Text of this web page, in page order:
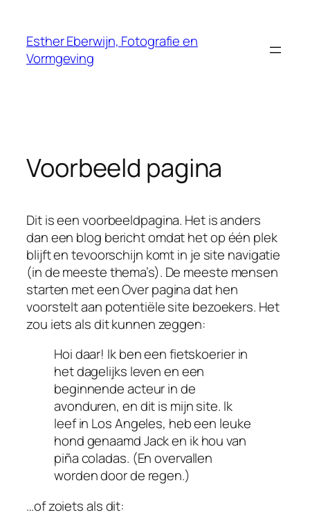
inhoud
Esther Eberwijn, Fotografie en
Vormgeving
Voorbeeld pagina
Dit is een voorbeeldpagina. Het is anders
dan een blog bericht omdat het op één plek
blijft en tevoorschijn komt in je site navigatie
(in de meeste thema’s). De meeste mensen
starten met een Over pagina dat hen
voorstelt aan potentiële site bezoekers. Het
zou iets als dit kunnen zeggen:
Hoi daar! Ik ben een fietskoerier in
het dagelijks leven en een
beginnende acteur in de
avonduren, en dit is mijn site. Ik
leef in Los Angeles, heb een leuke
hond genaamd Jack en ik hou van
piña coladas. (En overvallen
worden door de regen.)
…of zoiets als dit: